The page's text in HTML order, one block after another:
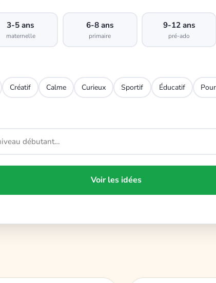
3-5 ans
maternelle
6-8 ans
primaire
9-12 ans
pré-ado
Créatif Calme Curieux Sportif Éducatif
Voir les idées